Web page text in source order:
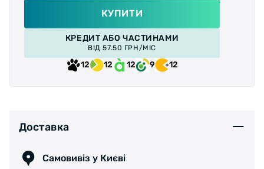
КУПИТИ
КРЕДИТ АБО ЧАСТИНАМИ
ВІД 57.50 ГРН/МІС
12 12 12 9 12
Доставка
Самовивіз у Києві